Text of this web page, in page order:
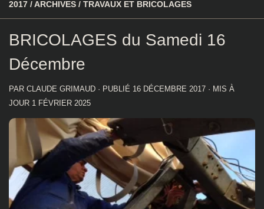
2017 /ARCHIVES / TRAVAUX ET BRICOLAGES
BRICOLAGES du Samedi 16
Décembre
PAR CLAUDE GRIMAUD · PUBLIÉ 16 DÉCEMBRE 2017 · MIS À
JOUR 1 FÉVRIER 2025